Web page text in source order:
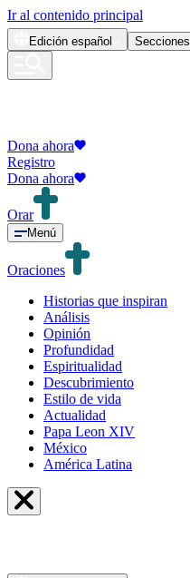
Ir al contenido principal
Edición español Secciones
Dona ahora
Registro
Dona ahora
Orar
Menú
Oraciones
Historias que inspiran
Análisis
Opinión
Profundidad
Espiritualidad
Descubrimiento
Estilo de vida
Actualidad
Papa Leon XIV
México
América Latina